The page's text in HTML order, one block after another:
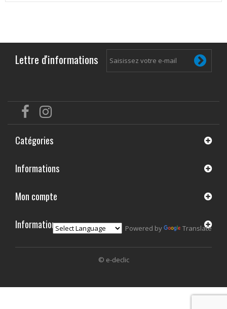
Lettre d'informations
Catégories
Informations
© e-declic
Mon compte
Informations Powered by Translate